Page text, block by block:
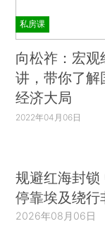
私房课
向松祚：宏观
讲，带你了解
经济大局
2022年04月06日
规避红海封锁
停靠埃及绕行
2026年08月06日